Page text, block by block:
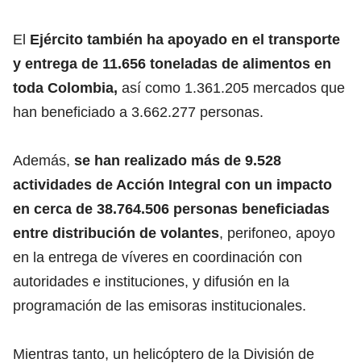
El Ejército también ha apoyado en el transporte
y entrega de 11.656 toneladas de alimentos en
toda Colombia, así como 1.361.205 mercados que
han beneficiado a 3.662.277 personas.
Además, se han realizado más de 9.528
actividades de Acción Integral con un impacto
en cerca de 38.764.506 personas beneficiadas
entre distribución de volantes, perifoneo, apoyo
en la entrega de víveres en coordinación con
autoridades e instituciones, y difusión en la
programación de las emisoras institucionales.
Mientras tanto, un helicóptero de la División de